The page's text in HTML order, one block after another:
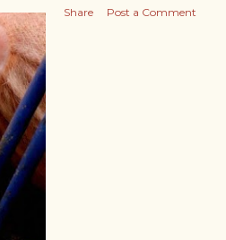
Share Post a Comment